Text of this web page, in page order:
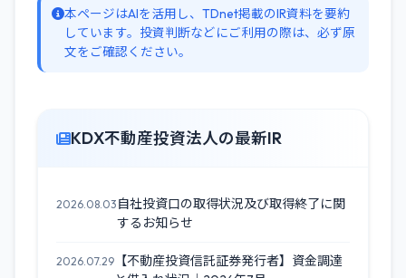
本ページはAIを活用し、TDnet掲載のIR資料を要約
しています。投資判断などにご利用の際は、必ず原
文をご確認ください。
KDX不動産投資法人の最新IR
2026.08.03 自社投資口の取得状況及び取得終了に関
するお知らせ
2026.07.29 【不動産投資信託証券発行者】資金調達